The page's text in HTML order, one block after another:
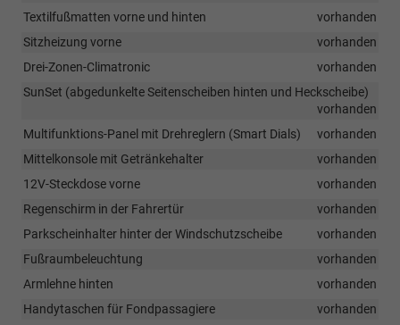
Textilfußmatten vorne und hinten
vorhanden
Sitzheizung vorne
vorhanden
Drei-Zonen-Climatronic
vorhanden
SunSet (abgedunkelte Seitenscheiben hinten und Heckscheibe)
vorhanden
Multifunktions-Panel mit Drehreglern (Smart Dials)
vorhanden
Mittelkonsole mit Getränkehalter
vorhanden
12V-Steckdose vorne
vorhanden
Regenschirm in der Fahrertür
vorhanden
Parkscheinhalter hinter der Windschutzscheibe
vorhanden
Fußraumbeleuchtung
vorhanden
Armlehne hinten
vorhanden
Handytaschen für Fondpassagiere
vorhanden